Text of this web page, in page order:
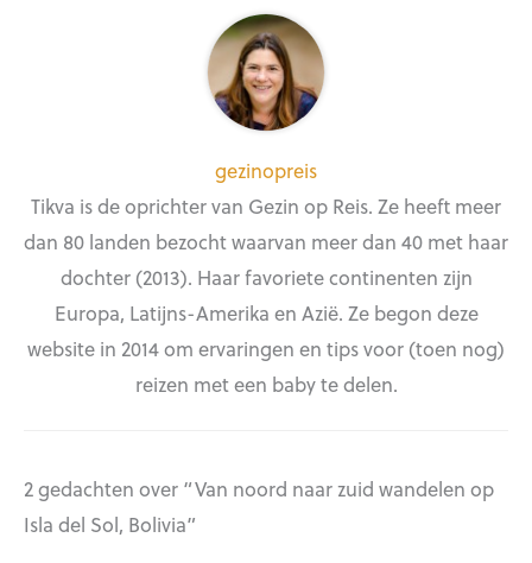
gezinopreis
Tikva is de oprichter van Gezin op Reis. Ze heeft meer
dan 80 landen bezocht waarvan meer dan 40 met haar
dochter (2013). Haar favoriete continenten zijn
Europa, Latijns-Amerika en Azië. Ze begon deze
website in 2014 om ervaringen en tips voor (toen nog)
reizen met een baby te delen.
2 gedachten over “Van noord naar zuid wandelen op
Isla del Sol, Bolivia”